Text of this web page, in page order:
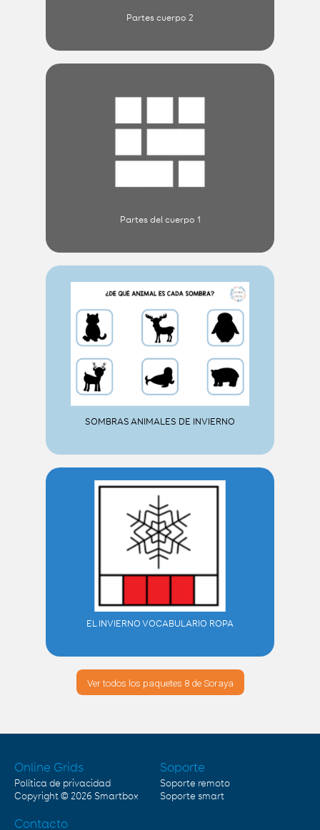
Partes cuerpo 2
Partes del cuerpo 1
SOMBRAS ANIMALES DE INVIERNO
EL INVIERNO VOCABULARIO ROPA
Ver todos los paquetes 8 de Soraya
Online Grids
Política de privacidad
Copyright © 2026 Smartbox
Soporte
Soporte remoto
Soporte smart
Contacto